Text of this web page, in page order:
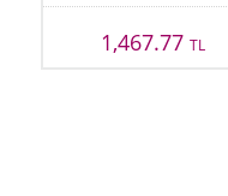
1,467.77TL